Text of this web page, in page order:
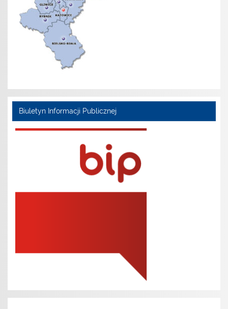
Biuletyn Informacji Publicznej